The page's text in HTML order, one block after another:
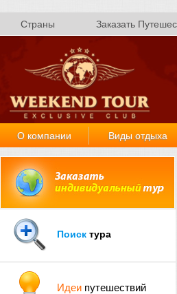
Страны Заказать
О компании Виды отдыха
Поиск тура
Идеи путешествий